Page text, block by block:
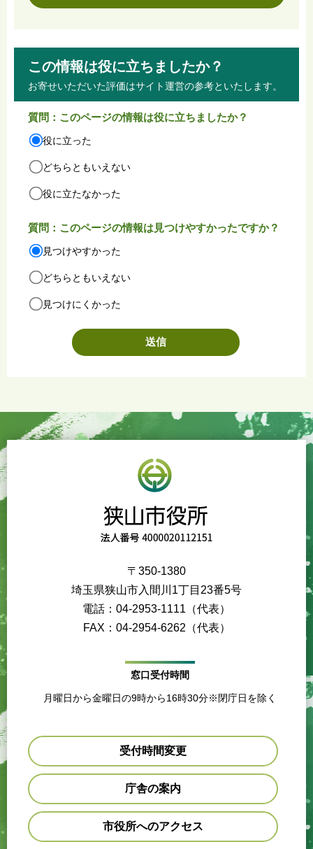
この情報は役に立ちましたか？
お寄せいただいた評価はサイト運営の参考といたします。
質問：このページの情報は役に立ちましたか？
役に立った
どちらともいえない
役に立たなかった
質問：このページの情報は見つけやすかったですか？
見つけやすかった
どちらともいえない
見つけにくかった
〒350-1380
埼玉県狭山市入間川1丁目23番5号
電話：04-2953-1111（代表）
FAX：04-2954-6262（代表）
窓口受付時間
月曜日から金曜日の9時から16時30分※閉庁日を除く
受付時間変更
庁舎の案内
市役所へのアクセス